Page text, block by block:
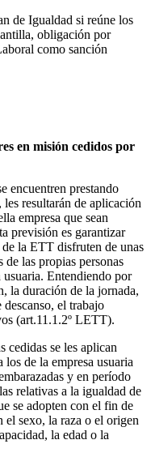
de Igualdad si reúne los
obligación por
como sanción
en misión cedidos por
encuentren prestando
resultarán de aplicación
empresa que sean
previsión es garantizar
la ETT disfruten de unas
de las propias personas
usuaria. Entendiendo por
la duración de la jornada,
el trabajo
(art.11.1.2º LETT).
cedidas se les aplican
los de la empresa usuaria
y en período
relativas a la igualdad de
se adopten con el fin de
el sexo, la raza o el origen
la edad o la